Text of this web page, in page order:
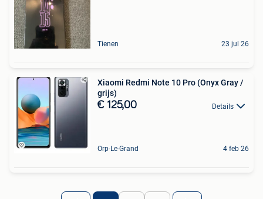
Tienen 23 jul 26
Xiaomi Redmi Note 10 Pro (Onyx Gray /
grijs)
€ 125,00 Details
Orp-Le-Grand 4 feb 26